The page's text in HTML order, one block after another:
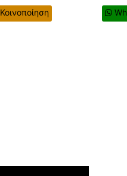
Κοινοποίηση